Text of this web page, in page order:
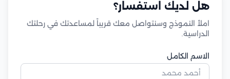
هل لديك استفسار؟
املأ النموذج وسنتواصل معك قريباً لمساعدتك في رحلتك
الدراسية.
الاسم الكامل